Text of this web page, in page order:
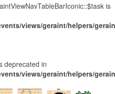
is
views/geraint/helpers/
deprecated in
views/geraint/helpers/